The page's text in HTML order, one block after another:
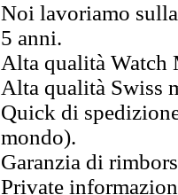
Noi lavoriamo
5 anni.
Alta qualità Watch
Alta qualità Swiss
Quick di
mondo).
Garanzia di
Private